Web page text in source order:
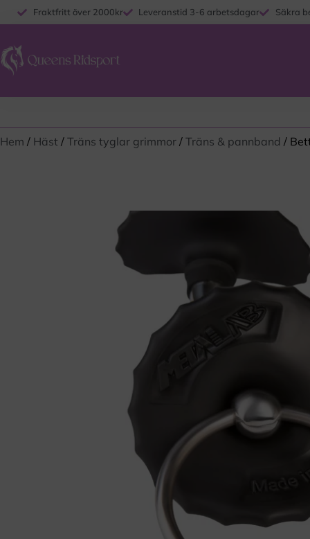
Fraktfritt över 2000kr Leveranstid 3-6 arbetsdagar Säkra
Hem / Häst / Träns tyglar grimmor / Träns & pannband /